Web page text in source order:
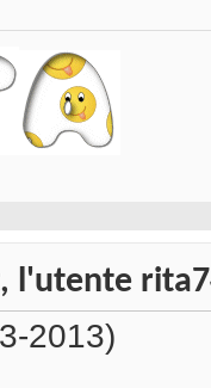
l'utente
2013)